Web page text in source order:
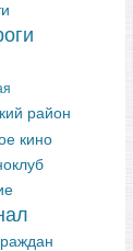
район
кино